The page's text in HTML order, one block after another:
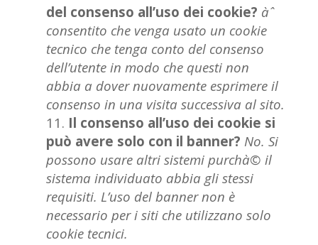
del consenso all’uso dei cookie? àˆ
consentito che venga usato un cookie
tecnico che tenga conto del consenso
dell’utente in modo che questi non
abbia a dover nuovamente esprimere il
consenso in una visita successiva al sito.
Il consenso all’uso dei cookie si
può avere solo con il banner? No. Si
possono usare altri sistemi purchà© il
sistema individuato abbia gli stessi
requisiti. L’uso del banner non è
necessario per i siti che utilizzano solo
cookie tecnici.